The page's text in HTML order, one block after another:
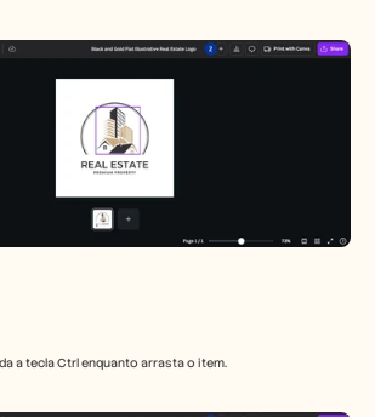
a tecla Ctrl enquanto arrasta o item.